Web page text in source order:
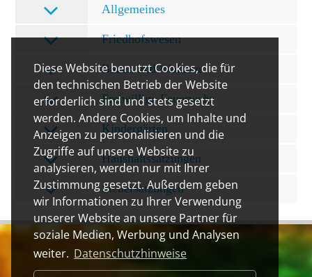
Diese Website benutzt Cookies, die für
den technischen Betrieb der Website
erforderlich sind und stets gesetzt
werden. Andere Cookies, um Inhalte und
Anzeigen zu personalisieren und die
Zugriffe auf unsere Website zu
analysieren, werden nur mit Ihrer
Zustimmung gesetzt. Außerdem geben
wir Informationen zu Ihrer Verwendung
unserer Website an unsere Partner für
soziale Medien, Werbung und Analysen
weiter. Datenschutzhinweise
Allgemeines
Friedhofswesen
Bauen und Wohnen
Freiwillige Feuerwehr
Kindergärten
Haushaltssatzungen
Steuersatzungen